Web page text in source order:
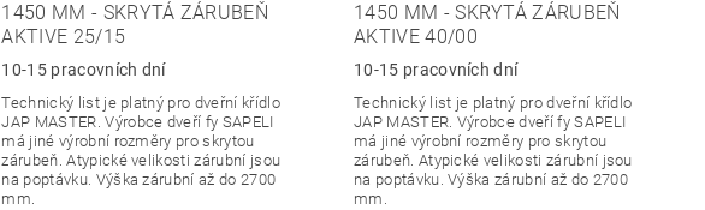
1450 MM - SKRYTÁ ZÁRUBEŇ
AKTIVE 25/15
10-15 pracovních dní
Technický list je platný pro dveřní křídlo
JAP MASTER. Výrobce dveří fy SAPELI
má jiné výrobní rozměry pro skrytou
zárubeň. Atypické velikosti zárubní jsou
na poptávku. Výška zárubní až do 2700
mm.
1450 MM - SKRYTÁ ZÁRUBEŇ
AKTIVE 40/00
10-15 pracovních dní
Technický list je platný pro dveřní křídlo
JAP MASTER. Výrobce dveří fy SAPELI
má jiné výrobní rozměry pro skrytou
zárubeň. Atypické velikosti zárubní jsou
na poptávku. Výška zárubní až do 2700
mm.